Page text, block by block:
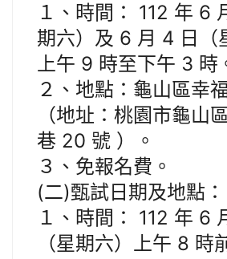
１、時間： 112 年 6
期六）及 6 月 4 日（
上午 9 時至下午 3 時
２、地點：龜山區幸
（地址：桃園市龜山
巷 20 號 ）。
３、免報名費。
(二)甄試日期及地點：
１、時間： 112 年 6
（星期六）上午 8 時